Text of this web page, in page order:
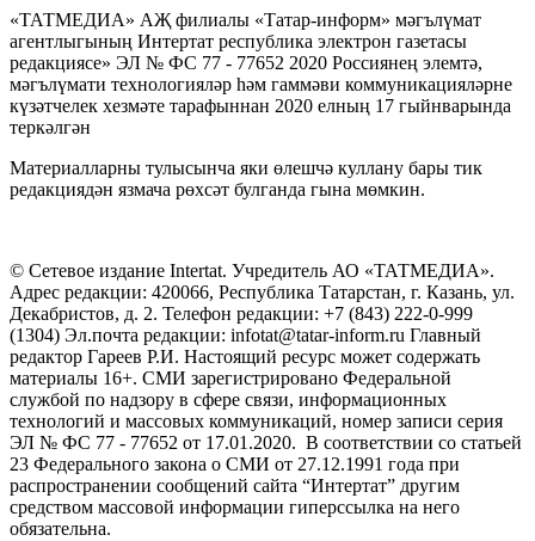
«ТАТМЕДИА» АҖ филиалы «Татар-информ» мәгълүмат
агентлыгының Интертат республика электрон газетасы
редакциясе» ЭЛ № ФС 77 - 77652 2020 Россиянең элемтә,
мәгълүмати технологияләр һәм гаммәви коммуникацияләрне
күзәтчелек хезмәте тарафыннан 2020 елның 17 гыйнварында
теркәлгән
Материалларны тулысынча яки өлешчә куллану бары тик
редакциядән язмача рөхсәт булганда гына мөмкин.
© Сетевое издание Intertat. Учредитель АО «ТАТМЕДИА».
Адрес редакции: 420066, Республика Татарстан, г. Казань, ул.
Декабристов, д. 2. Телефон редакции: +7 (843) 222-0-999
(1304) Эл.почта редакции: infotat@tatar-inform.ru Главный
редактор Гареев Р.И. Настоящий ресурс может содержать
материалы 16+. СМИ зарегистрировано Федеральной
службой по надзору в сфере связи, информационных
технологий и массовых коммуникаций, номер записи серия
ЭЛ № ФС 77 - 77652 от 17.01.2020. В соответствии со статьей
23 Федерального закона о СМИ от 27.12.1991 года при
распространении сообщений сайта “Интертат” другим
средством массовой информации гиперссылка на него
обязательна.